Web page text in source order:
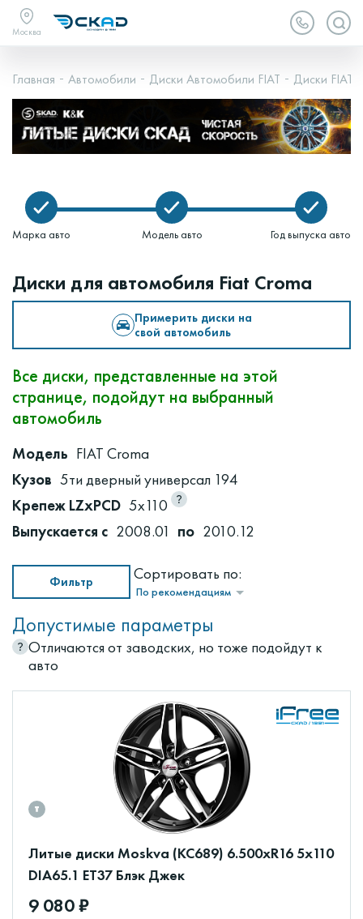
Москва
Главная Автомобили Диски Автомобили FIAT Диски FIAT
Марка авто Модель авто Год выпуска авто
Диски для автомобиля Fiat Croma
Примерить диски на
свой автомобиль
Все диски, представленные на этой
странице, подойдут на выбранный
автомобиль
Модель FIAT Croma
Кузов 5ти дверный универсал 194
Крепеж LZxPCD 5x110
Выпускается с 2008.01 по 2010.12
Фильтр Сортировать по:
По рекомендациям
Допустимые параметры
Отличаются от заводских, но тоже подойдут к
авто
Литые диски Moskva (КС689) 6.500xR16 5x110
DIA65.1 ET37 Блэк Джек
9 080 ₽